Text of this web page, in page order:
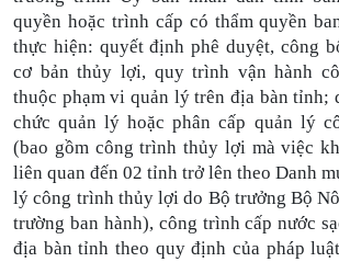
quyền hoặc trình cấp có thẩm quyền
thực hiện: quyết định phê duyệt, công
cơ bản thủy lợi, quy trình vận hành
thuộc phạm vi quản lý trên địa bàn tỉnh;
chức quản lý hoặc phân cấp quản lý
(bao gồm công trình thủy lợi mà việc
liên quan đến 02 tỉnh trở lên theo Danh
lý công trình thủy lợi do Bộ trưởng Bộ
trường ban hành), công trình cấp nước
địa bàn tỉnh theo quy định của pháp